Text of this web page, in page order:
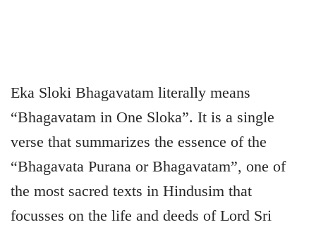
Eka Sloki Bhagavatam literally means
“Bhagavatam in One Sloka”. It is a single
verse that summarizes the essence of the
“Bhagavata Purana or Bhagavatam”, one of
the most sacred texts in Hindusim that
focusses on the life and deeds of Lord Sri